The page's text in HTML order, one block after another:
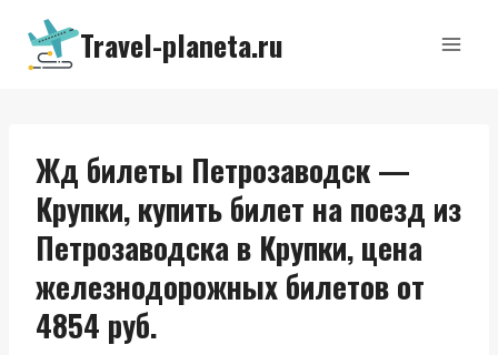
Перейти
содержимому
Travel-planeta.ru
Жд билеты Петрозаводск —
Крупки, купить билет на поезд из
Петрозаводска в Крупки, цена
железнодорожных билетов от
4854 руб.